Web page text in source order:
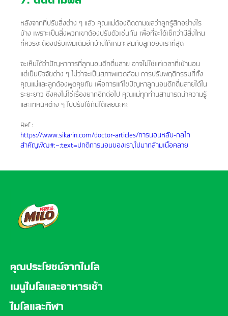
หลังจากที่ปรับสิ่งต่าง ๆ แล้ว คุณแม่ต้องติดตามผลว่าลูกรู้สึกอย่างไร
บ้าง เพราะเป็นสิ่งพวกเขาต้องปรับตัวเช่นกัน เพื่อที่จะได้เช็กว่ามีสิ่งไหน
ที่ควรจะต้องปรับเพิ่มเติมอีกบ้างให้เหมาะสมกับลูกของเราที่สุด
จะเห็นได้ว่าปัญหาการที่ลูกนอนดึกตื่นสาย อาจไม่ใช่แค่เวลาที่เข้านอน
แต่เป็นปัจจัยต่าง ๆ ไม่ว่าจะเป็นสภาพแวดล้อม การปรับพฤติกรรมที่ทั้ง
คุณแม่และลูกต้องพูดคุยกัน เพื่อการแก้ไขปัญหาลูกนอนดึกตื่นสายได้ใน
ระยะยาว ซึ่งคงไม่ใช่เรื่องยากอีกต่อไป คุณแม่ทุกท่านสามารถนำความรู้
และเทคนิคต่าง ๆ ไปปรับใช้กันได้เลยนะคะ
Ref :
https://www.sikarin.com/doctor-articles/การนอนหลับ-กลไก
สำคัญพัฒ#:~:text=ปกติการนอนของเรา,ไปมากล้ามเนื้อคลาย
คุณประโยชน์จากไมโล
เมนูไมโลและอาหารเช้า
ไมโลและกีฬา